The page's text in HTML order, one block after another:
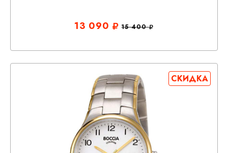
13 090 15 400
СКИДКА